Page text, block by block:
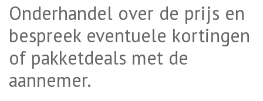
Onderhandel over de prijs en
bespreek eventuele kortingen
of pakketdeals met de
aannemer.